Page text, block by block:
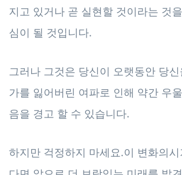
지고 있거나 곧 실현할 것이라는 것
심이 될 것입니다.
그러나 그것은 당신이 오랫동안 당
가를 잃어버린 여파로 인해 약간 우
음을 경고 할 수 있습니다.
하지만 걱정하지 마세요.이 변화의